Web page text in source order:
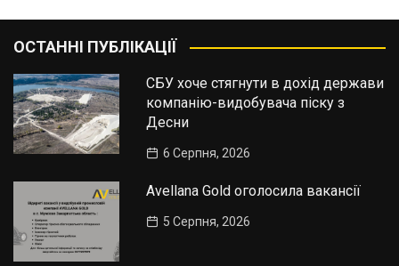
ОСТАННІ ПУБЛІКАЦІЇ
СБУ хоче стягнути в дохід держави
компанію-видобувача піску з
Десни
6 Серпня, 2026
Avellana Gold оголосила вакансії
5 Серпня, 2026